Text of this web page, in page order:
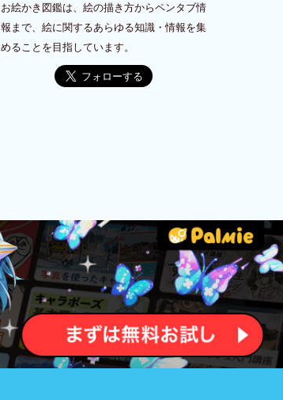
お絵かき図鑑は、絵の描き方からペンタブ情
報まで、絵に関するあらゆる知識・情報を集
めることを目指しています。